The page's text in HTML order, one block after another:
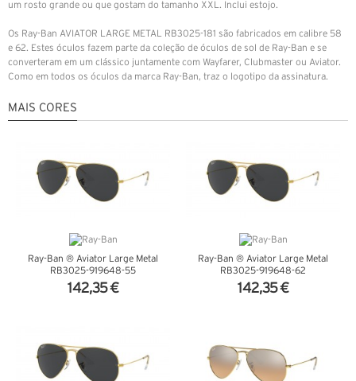
um rosto grande ou que gostam do tamanho XXL. Inclui estojo.
Os Ray-Ban AVIATOR LARGE METAL RB3025-181 são fabricados em calibre 58
e 62. Estes óculos fazem parte da coleção de óculos de sol de Ray-Ban e se
converteram em um clássico juntamente com Wayfarer, Clubmaster ou Aviator.
Como em todos os óculos da marca Ray-Ban, traz o logotipo da assinatura.
MAIS CORES
Ray-Ban ® Aviator Large Metal
RB3025-919648-55
142,35 €
Ray-Ban ® Aviator Large Metal
RB3025-919648-62
142,35 €